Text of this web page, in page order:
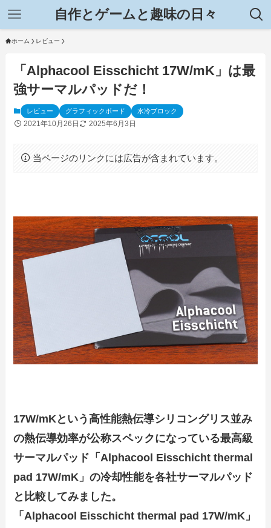
自作とゲームと趣味の日々
ホーム レビュー
「Alphacool Eisschicht 17W/mK」は最
強サーマルパッドだ！
レビュー グラフィックボード 水冷ブロック
2021年10月26日 2025年6月3日
当ページのリンクには広告が含まれています。
17W/mKという高性能熱伝導シリコングリス並み
の熱伝導効率が公称スペックになっている最高級
サーマルパッド「Alphacool Eisschicht thermal
pad 17W/mK」の冷却性能を各社サーマルパッド
と比較してみました。
「Alphacool Eisschicht thermal pad 17W/mK」